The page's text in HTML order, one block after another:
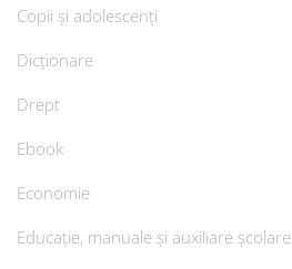
Copii și adolescenți
Dicționare
Drept
Ebook
Economie
Educație, manuale și auxiliare școlare